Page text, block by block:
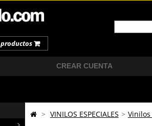
productos
CREAR CUENTA
> VINILOS ESPECIALES > Vinilos